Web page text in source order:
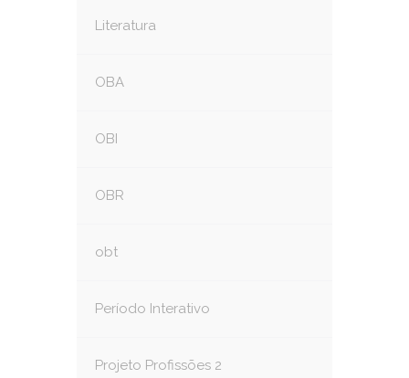
Literatura
OBA
OBI
OBR
obt
Período Interativo
Projeto Profissões 2